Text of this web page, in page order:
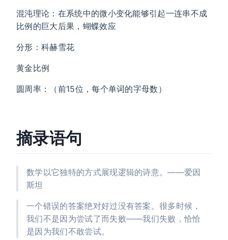
混沌理论：在系统中的微小变化能够引起一连串不成
比例的巨大后果，蝴蝶效应
分形：科赫雪花
黄金比例
圆周率：（前15位，每个单词的字母数）
摘录语句
数学以它独特的方式展现逻辑的诗意。——爱因
斯坦
一个错误的答案绝对好过没有答案。很多时候，
我们不是因为尝试了而失败——我们失败，恰恰
是因为我们不敢尝试。